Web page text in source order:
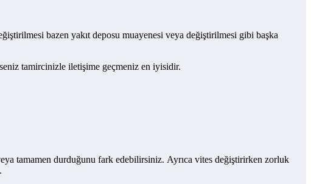
bazen yakıt deposu muayenesi veya değiştirilmesi gibi başka
tamircinizle iletişime geçmeniz en iyisidir.
tamamen durduğunu fark edebilirsiniz. Ayrıca vites değiştirirken zorluk